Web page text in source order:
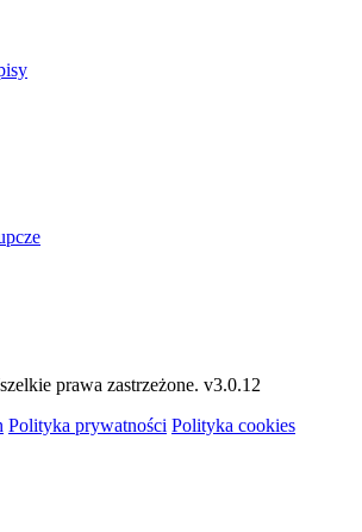
prawa zastrzeżone. v3.0.12
Polityka prywatności Polityka cookies